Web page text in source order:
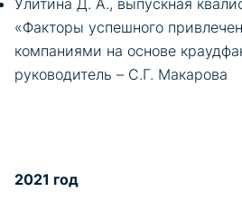
Улитина Д. А., выпускная
«Факторы успешного
компаниями на основе
руководитель – С.Г. Макарова
2021 год